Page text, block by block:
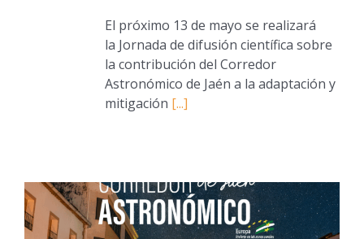
El próximo 13 de mayo se realizará
la Jornada de difusión científica sobre
la contribución del Corredor
Astronómico de Jaén a la adaptación y
mitigación [...]